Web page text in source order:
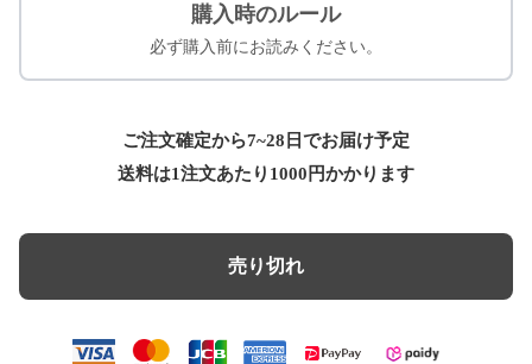
購入時のルール
必ず購入前にお読みください。
ご注文確定から7~28日でお届け予定
送料は1注文あたり 1000 円かかります
売り切れ